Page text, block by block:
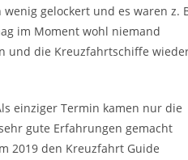
gelockert und es waren z.
im Moment wohl niemand
und die Kreuzfahrtschiffe
einziger Termin kamen nur die
gute Erfahrungen gemacht
2019 den Kreuzfahrt Guide